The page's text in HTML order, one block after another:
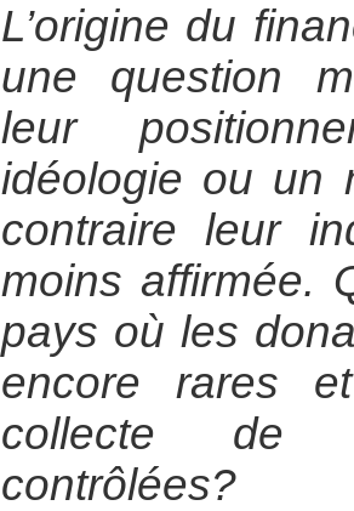
L’origine du
une question
leur
idéologie ou un
contraire leur
moins affirmée.
pays où les
encore rares
collecte de
contrôlées?